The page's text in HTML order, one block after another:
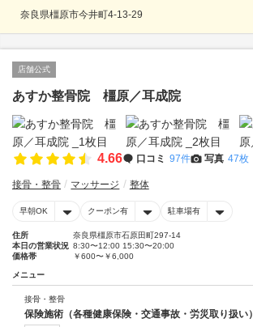
奈良県橿原市今井町4-13-29
店舗公式
あすか整骨院 橿原／耳成院
4.66 口コミ 97件 写真 47枚
接骨・整骨 マッサージ 整体
早朝OK クーポン有 駐車場有
住所
奈良県橿原市石原田町297-14
本日の営業状況 8:30〜12:00 15:30〜20:00
価格帯
￥600〜￥6,000
メニュー
接骨・整骨
保険施術（各種健康保険・交通事故・労災取り扱い）